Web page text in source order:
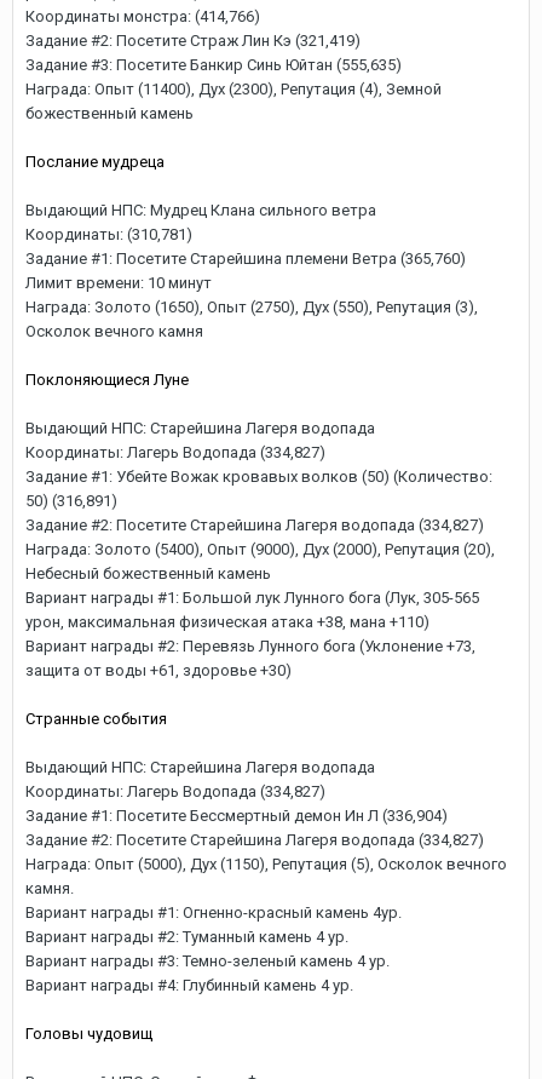
Координаты монстра: (414,766)
Задание #2: Посетите Страж Лин Кэ (321,419)
Задание #3: Посетите Банкир Синь Юйтан (555,635)
Награда: Опыт (11400), Дух (2300), Репутация (4), Земной
божественный камень
Послание мудреца
Выдающий НПС: Мудрец Клана сильного ветра
Координаты: (310,781)
Задание #1: Посетите Старейшина племени Ветра (365,760)
Лимит времени: 10 минут
Награда: Золото (1650), Опыт (2750), Дух (550), Репутация (3),
Осколок вечного камня
Поклоняющиеся Луне
Выдающий НПС: Старейшина Лагеря водопада
Координаты: Лагерь Водопада (334,827)
Задание #1: Убейте Вожак кровавых волков (50) (Количество:
50) (316,891)
Задание #2: Посетите Старейшина Лагеря водопада (334,827)
Награда: Золото (5400), Опыт (9000), Дух (2000), Репутация (20),
Небесный божественный камень
Вариант награды #1: Большой лук Лунного бога (Лук, 305-565
урон, максимальная физическая атака +38, мана +110)
Вариант награды #2: Перевязь Лунного бога (Уклонение +73,
защита от воды +61, здоровье +30)
Странные события
Выдающий НПС: Старейшина Лагеря водопада
Координаты: Лагерь Водопада (334,827)
Задание #1: Посетите Бессмертный демон Ин Л (336,904)
Задание #2: Посетите Старейшина Лагеря водопада (334,827)
Награда: Опыт (5000), Дух (1150), Репутация (5), Осколок вечного
камня.
Вариант награды #1: Огненно-красный камень 4ур.
Вариант награды #2: Туманный камень 4 ур.
Вариант награды #3: Темно-зеленый камень 4 ур.
Вариант награды #4: Глубинный камень 4 ур.
Головы чудовищ